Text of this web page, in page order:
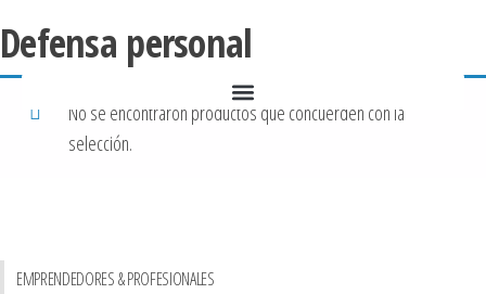
Defensa personal
No se encontraron productos que concuerden con la
selección.
EMPRENDEDORES & PROFESIONALES